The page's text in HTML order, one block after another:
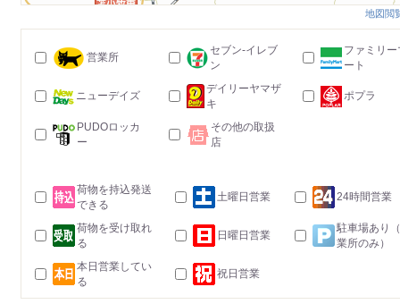
地図閲
営業所
セブン-イレブ
ン
ファミリー
ート
ニューデイズ
デイリーヤマザ
キ
ポプラ
PUDOロッカ
ー
その他の取扱
店
荷物を持込発送
できる
土曜日営業 24時間営業
荷物を受け取れ
る
日曜日営業
駐車場あり
業所のみ）
本日営業してい
る
祝日営業